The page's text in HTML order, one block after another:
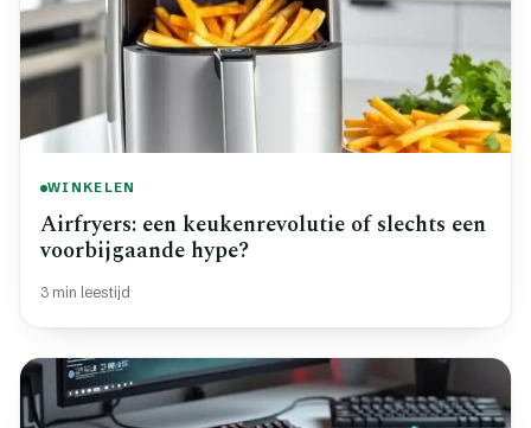
WINKELEN
Airfryers: een keukenrevolutie of slechts een
voorbijgaande hype?
3 min leestijd